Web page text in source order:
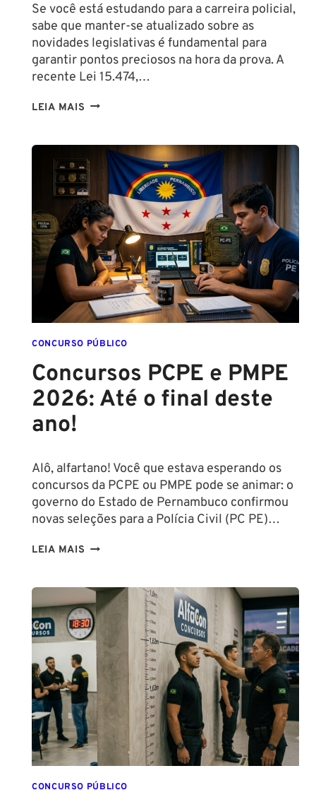
Se você está estudando para a carreira policial,
sabe que manter-se atualizado sobre as
novidades legislativas é fundamental para
garantir pontos preciosos na hora da prova. A
recente Lei 15.474,…
LEIA MAIS LIBERAÇÃO
DE
PIMENTA
PARA
MULHERES
CONCURSO PÚBLICO
Concursos PCPE e PMPE
2026: Até o final deste
ano!
Alô, alfartano! Você que estava esperando os
concursos da PCPE ou PMPE pode se animar: o
governo do Estado de Pernambuco confirmou
novas seleções para a Polícia Civil (PC PE)…
LEIA MAIS CONCURSOS
PMPE
2026:
ATÉ
FINAL
DESTE
ANO!
CONCURSO PÚBLICO